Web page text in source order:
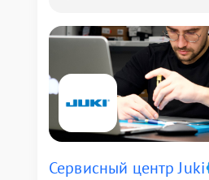
Сервисный центр Juki